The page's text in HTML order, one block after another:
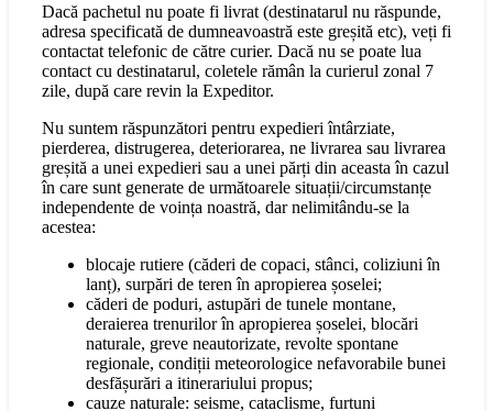
Dacă pachetul nu poate fi livrat (destinatarul nu răspunde,
adresa specificată de dumneavoastră este greșită etc), veți fi
contactat telefonic de către curier. Dacă nu se poate lua
contact cu destinatarul, coletele rămân la curierul zonal 7
zile, după care revin la Expeditor.
Nu suntem răspunzători pentru expedieri întârziate,
pierderea, distrugerea, deteriorarea, ne livrarea sau livrarea
greșită a unei expedieri sau a unei părți din aceasta în cazul
în care sunt generate de următoarele situații/circumstanțe
independente de voința noastră, dar nelimitându-se la
acestea:
blocaje rutiere (căderi de copaci, stânci, coliziuni în
lanț), surpări de teren în apropierea șoselei;
căderi de poduri, astupări de tunele montane,
deraierea trenurilor în apropierea șoselei, blocări
naturale, greve neautorizate, revolte spontane
regionale, condiții meteorologice nefavorabile bunei
desfășurări a itinerariului propus;
cauze naturale: seisme, cataclisme, furtuni